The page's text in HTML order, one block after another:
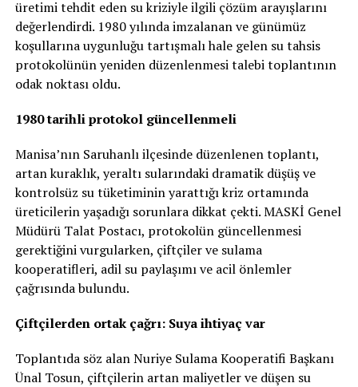
üretimi tehdit eden su kriziyle ilgili çözüm arayışlarını
değerlendirdi. 1980 yılında imzalanan ve günümüz
koşullarına uygunluğu tartışmalı hale gelen su tahsis
protokolünün yeniden düzenlenmesi talebi toplantının
odak noktası oldu.
1980 tarihli protokol güncellenmeli
Manisa’nın Saruhanlı ilçesinde düzenlenen toplantı,
artan kuraklık, yeraltı sularındaki dramatik düşüş ve
kontrolsüz su tüketiminin yarattığı kriz ortamında
üreticilerin yaşadığı sorunlara dikkat çekti. MASKİ Genel
Müdürü Talat Postacı, protokolün güncellenmesi
gerektiğini vurgularken, çiftçiler ve sulama
kooperatifleri, adil su paylaşımı ve acil önlemler
çağrısında bulundu.
Çiftçilerden ortak çağrı: Suya ihtiyaç var
Toplantıda söz alan Nuriye Sulama Kooperatifi Başkanı
Ünal Tosun, çiftçilerin artan maliyetler ve düşen su